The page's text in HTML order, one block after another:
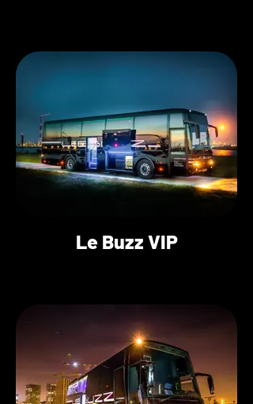
Le Buzz VIP